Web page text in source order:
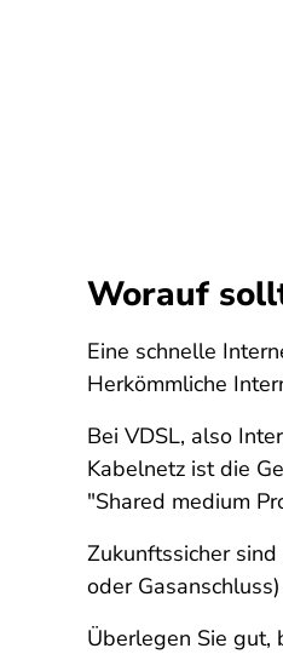
Worauf
Eine schnelle
Herkömmliche
Bei VDSL, also
Kabelnetz ist die
"Shared medium
Zukunftssicher
oder
Überlegen Sie gut,